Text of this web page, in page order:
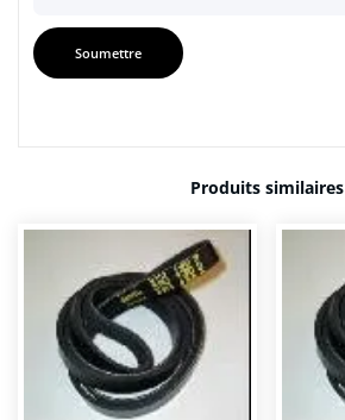
Produits similaires